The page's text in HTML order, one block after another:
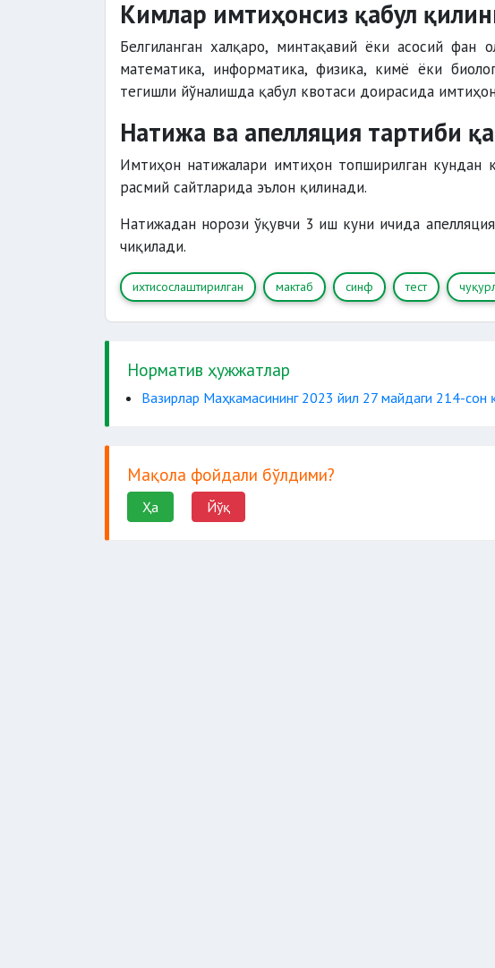
Кимлар имтиҳонсиз қабул
Белгиланган халқаро, минтақавий ёки асосий фан
математика, информатика, физика, кимё ёки
тегишли йўналишда қабул квотаси доирасида
Натижа ва апелляция тартиби
Имтиҳон натижалари имтиҳон топширилган кундан
расмий сайтларида эълон қилинади.
Натижадан норози ўқувчи 3 иш куни ичида
чиқилади.
ихтисослаштирилган мактаб синф тест
Норматив ҳужжатлар
Вазирлар Маҳкамасининг 2023 йил 27 майдаги 214-сон
Мақола фойдали бўлдими?
Ҳа Йўқ